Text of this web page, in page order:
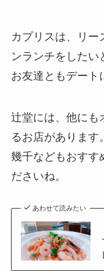
カプリスは、リー
ンランチをしたい
お友達ともデート
辻堂には、他にも
るお店があります。
幾千などもおすす
ださいね。
あわせて読みたい